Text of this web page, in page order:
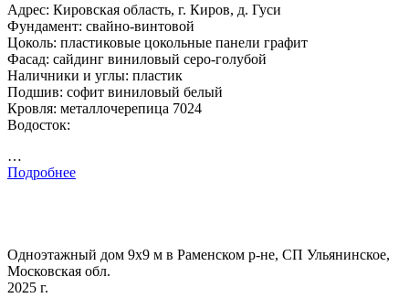
Адрес: Кировская область, г. Киров, д. Гуси
Фундамент: свайно-винтовой
Цоколь: пластиковые цокольные панели графит
Фасад: сайдинг виниловый серо-голубой
Наличники и углы: пластик
Подшив: софит виниловый белый
Кровля: металлочерепица 7024
Водосток:
…
Подробнее
Одноэтажный дом 9х9 м в Раменском р-не, СП Ульянинское,
Московская обл.
2025 г.